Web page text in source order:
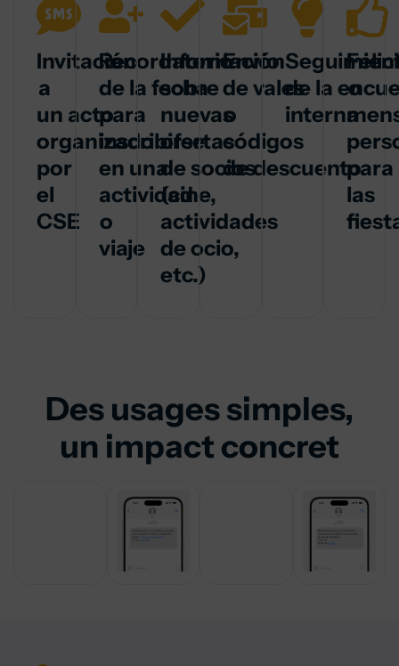
Invitación
a
un acto
organizado
por
el
CSE
Recordatorio
de la fecha
para
inscribirse
en una
actividad
o
viaje
Información
sobre
nuevas
ofertas
de socios
(cine,
actividades
de ocio,
etc.)
Envío
de vales
o
códigos
de descuento
de la
interna
o
para
las
Des usages simples,
un impact concret